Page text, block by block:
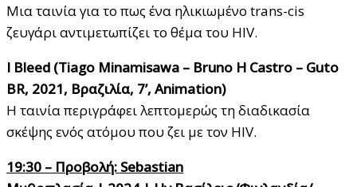
Μια ταινία για το πως ένα ηλικιωμένο trans-cis
ζευγάρι αντιμετωπίζει το θέμα του HIV.
I Bleed (Tiago Minamisawa – Bruno H Castro – Guto
BR, 2021, Βραζιλία, 7’, Animation)
H ταινία περιγράφει λεπτομερώς τη διαδικασία
σκέψης ενός ατόμου που ζει με τον HIV.
19:30 – Προβολή: Sebastian